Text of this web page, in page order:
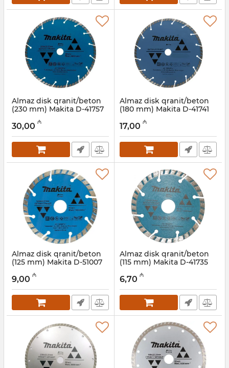
Almaz disk qranit/beton
(230 mm) Makita D-41757
004001139
30,00 ₼
Almaz disk qranit/beton
(180 mm) Makita D-41741
004001138
17,00 ₼
Almaz disk qranit/beton
(125 mm) Makita D-51007
004001137
9,00 ₼
Almaz disk qranit/beton
(115 mm) Makita D-41735
004001136
6,70 ₼